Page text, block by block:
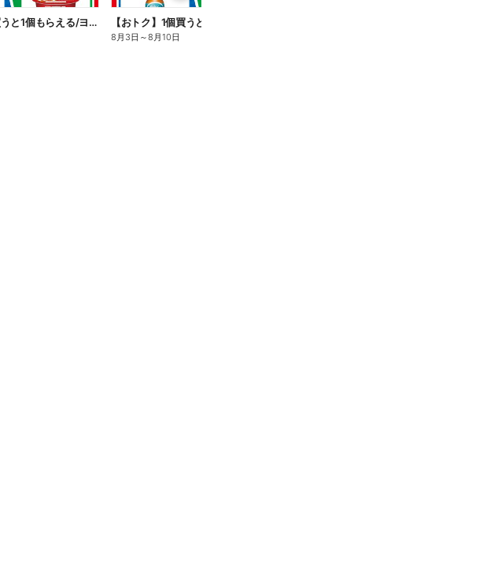
【おトク】1個買うと1個もらえる/ヨーグルト 【おトク】1個買うと1個もらえる/麦茶
8月3日 ～8月10日